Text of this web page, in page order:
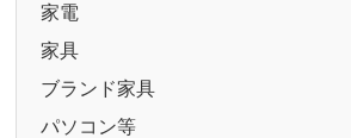
家電
家具
ブランド家具
パソコン等